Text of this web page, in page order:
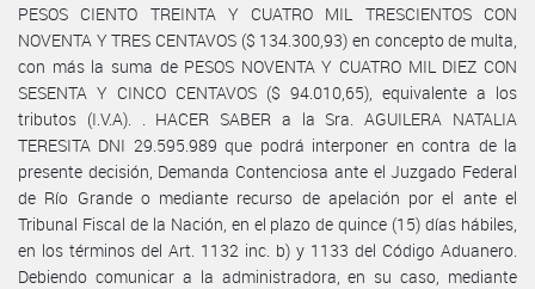
PESOS CIENTO TREINTA Y CUATRO MIL TRESCIENTOS CON
NOVENTA Y TRES CENTAVOS ($ 134.300,93) en concepto de multa,
con más la suma de PESOS NOVENTA Y CUATRO MIL DIEZ CON
SESENTA Y CINCO CENTAVOS ($ 94.010,65), equivalente a los
tributos (I.V.A). . HACER SABER a la Sra. AGUILERA NATALIA
TERESITA DNI 29.595.989 que podrá interponer en contra de la
presente decisión, Demanda Contenciosa ante el Juzgado Federal
de Río Grande o mediante recurso de apelación por el ante el
Tribunal Fiscal de la Nación, en el plazo de quince (15) días hábiles,
en los términos del Art. 1132 inc. b) y 1133 del Código Aduanero.
Debiendo comunicar a la administradora, en su caso, mediante